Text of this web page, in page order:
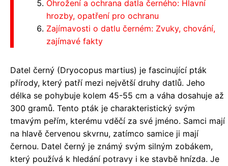
Ohrožení a ochrana datla černého: Hlavní
hrozby, opatření pro ochranu
Zajímavosti o datlu černém: Zvuky, chování,
zajímavé fakty
Datel černý (Dryocopus martius) je fascinující pták
přírody, který patří mezi největší druhy datlů. Jeho
délka se pohybuje kolem 45-55 cm a váha dosahuje až
300 gramů. Tento pták je charakteristický svým
tmavým peřím, kterému vděčí za své jméno. Samci mají
na hlavě červenou skvrnu, zatímco samice ji mají
černou. Datel černý je známý svým silným zobákem,
který používá k hledání potravy i ke stavbě hnízda. Je